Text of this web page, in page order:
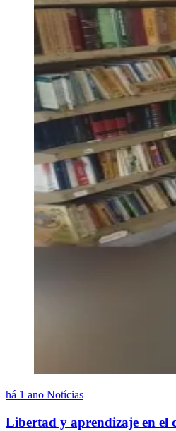
há 1 ano Notícias
Libertad y aprendizaje en el